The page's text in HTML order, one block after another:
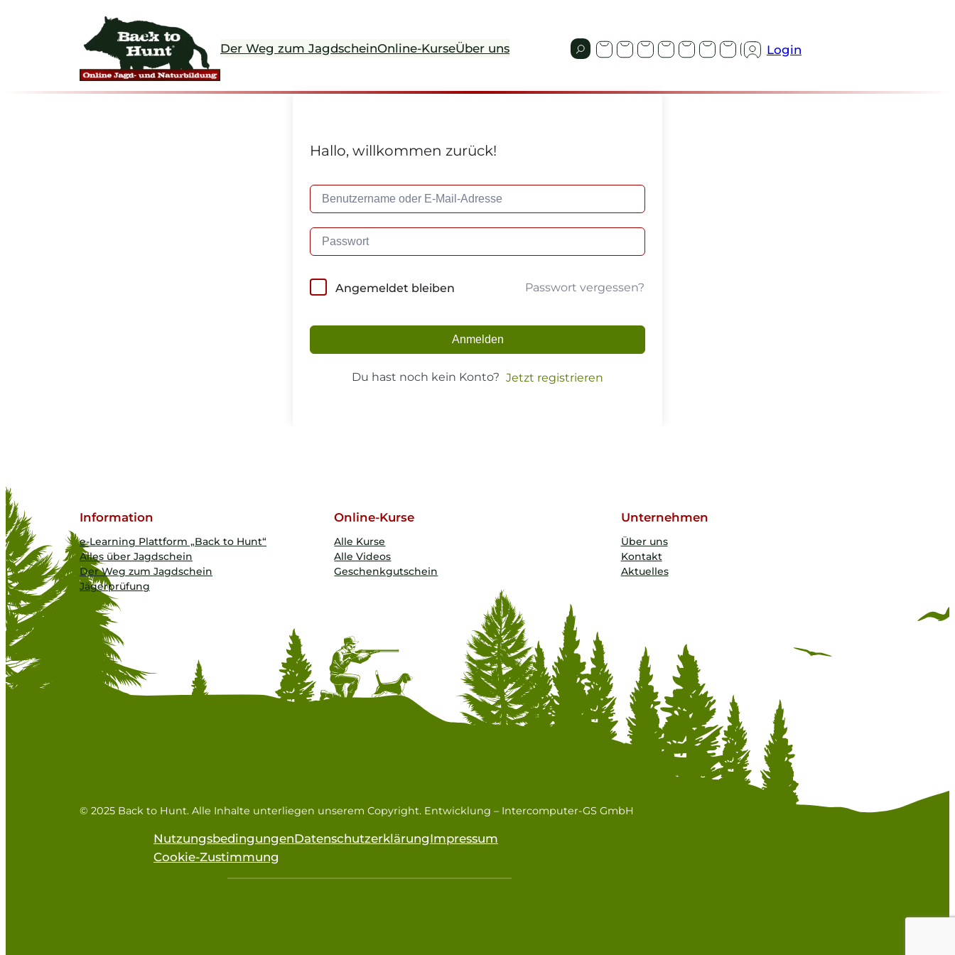
Der Weg zum JagdscheinOnline-KurseÜber uns Login
Hallo, willkommen zurück!
Angemeldet bleiben Passwort vergessen?
Anmelden
Du hast noch kein Konto? Jetzt registrieren
Information
e-Learning Plattform „Back to Hunt“
Alles über Jagdschein
Der Weg zum Jagdschein
Jägerprüfung
Online-Kurse
Alle Kurse
Alle Videos
Geschenkgutschein
Unternehmen
Über uns
Kontakt
Aktuelles
© 2025 Back to Hunt. Alle Inhalte unterliegen unserem Copyright. Entwicklung – Intercomputer-GS GmbH
NutzungsbedingungenDatenschutzerklärungImpressum
Cookie-Zustimmung